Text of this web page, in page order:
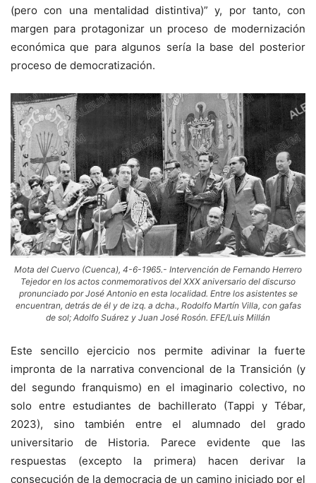
(pero con una mentalidad distintiva)” y, por tanto, con
margen para protagonizar un proceso de modernización
económica que para algunos sería la base del posterior
proceso de democratización.
Mota del Cuervo (Cuenca), 4-6-1965.- Intervención de Fernando Herrero
Tejedor en los actos conmemorativos del XXX aniversario del discurso
pronunciado por José Antonio en esta localidad. Entre los asistentes se
encuentran, detrás de él y de izq. a dcha., Rodolfo Martín Villa, con gafas
de sol; Adolfo Suárez y Juan José Rosón. EFE/Luis Millán
Este sencillo ejercicio nos permite adivinar la fuerte
impronta de la narrativa convencional de la Transición (y
del segundo franquismo) en el imaginario colectivo, no
solo entre estudiantes de bachillerato (Tappi y Tébar,
2023), sino también entre el alumnado del grado
universitario de Historia. Parece evidente que las
respuestas (excepto la primera) hacen derivar la
consecución de la democracia de un camino iniciado por el